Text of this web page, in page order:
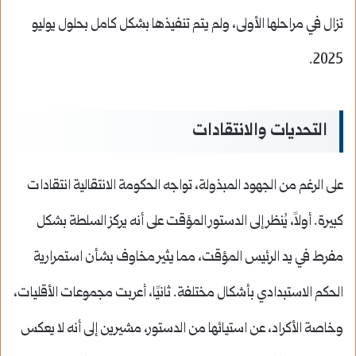
تزال في مراحلها الأولى، ولم يتم تنفيذها بشكل كامل بحلول يوليو
2025.
التحديات والانتقادات
على الرغم من الجهود المبذولة، تواجه الحكومة الانتقالية انتقادات
كبيرة. أولاً، يُنظر إلى الدستور المؤقت على أنه يركز السلطة بشكل
مفرط في يد الرئيس المؤقت، مما يثير مخاوف بشأن استمرارية
الحكم الاستبدادي بأشكال مختلفة. ثانيًا، أعربت مجموعات الأقليات،
وخاصة الأكراد، عن استيائها من الدستور، مشيرين إلى أنه لا يعكس